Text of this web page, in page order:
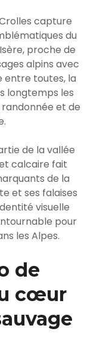
capture
du
proche de
alpins avec
entre toutes, la
longtemps les
et de
de la vallée
calcaire fait
de la
et ses falaises
visuelle
pour
les Alpes.
de
cœur